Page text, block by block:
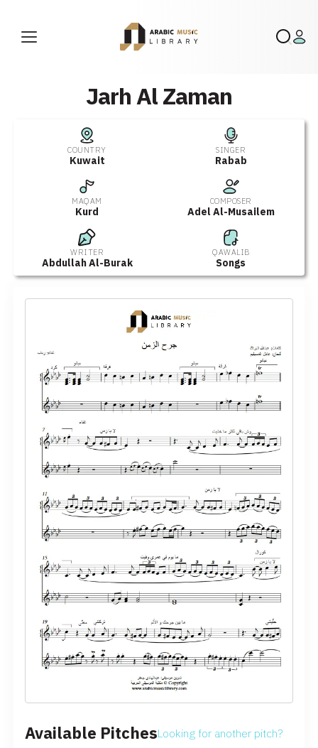
Jarh Al Zaman
COUNTRY
Kuwait
SINGER
Rabab
MAQAM
Kurd
COMPOSER
Adel Al-Musailem
WRITER
Abdullah Al-Burak
QAWALIB
Songs
Available PitchesLooking for another pitch?